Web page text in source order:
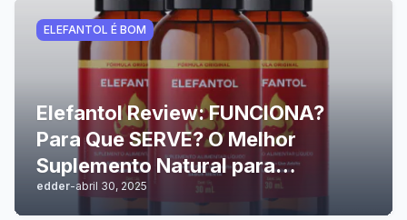
ELEFANTOL É BOM
Elefantol Review: FUNCIONA?
Para Que SERVE? O Melhor
Suplemento Natural para
Performance Sexual Masculina
edder-abril 30, 2025